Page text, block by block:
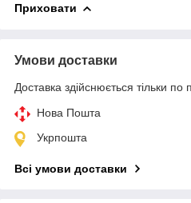
Приховати
Умови доставки
Доставка здійснюється тільки по
Нова Пошта
Укрпошта
Всі умови доставки